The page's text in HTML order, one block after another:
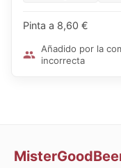
Pinta a 8,60 €
Añadido por la
incorrecta